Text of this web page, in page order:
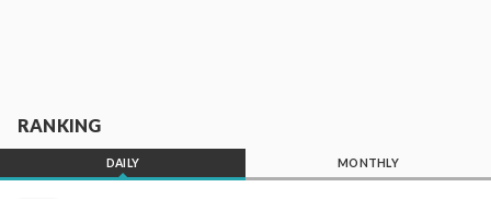
RANKING
DAILY MONTHLY